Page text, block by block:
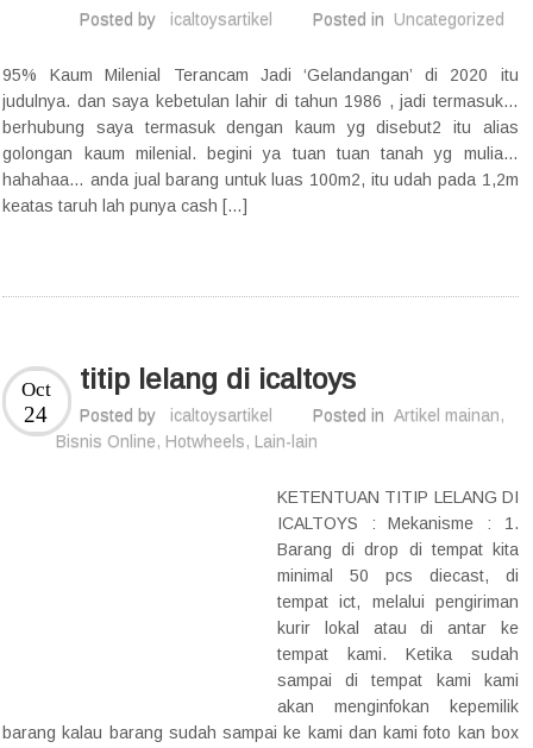
Posted by icaltoysartikel Posted in Uncategorized
95% Kaum Milenial Terancam Jadi ‘Gelandangan’ di 2020 itu
judulnya. dan saya kebetulan lahir di tahun 1986 , jadi termasuk…
berhubung saya termasuk dengan kaum yg disebut2 itu alias
golongan kaum milenial. begini ya tuan tuan tanah yg mulia…
hahahaa… anda jual barang untuk luas 100m2, itu udah pada 1,2m
keatas taruh lah punya cash […]
titip lelang di icaltoys
Oct
24 Posted by icaltoysartikel Posted in Artikel mainan,
Bisnis Online,Hotwheels,Lain-lain
KETENTUAN TITIP LELANG DI
ICALTOYS : Mekanisme : 1.
Barang di drop di tempat kita
minimal 50 pcs diecast, di
tempat ict, melalui pengiriman
kurir lokal atau di antar ke
tempat kami. Ketika sudah
sampai di tempat kami kami
akan menginfokan kepemilik
barang kalau barang sudah sampai ke kami dan kami foto kan box